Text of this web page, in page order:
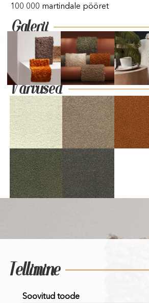
100 000 martindale pööret
Galerii
Värvused
Tellimine
Soovitud toode